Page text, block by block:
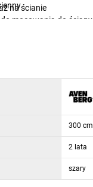
na ścianie
do mocowania do ściany
300 cm
2 lata
szary